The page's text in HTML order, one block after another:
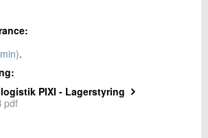
.
PIXI - Lagerstyring
pdf